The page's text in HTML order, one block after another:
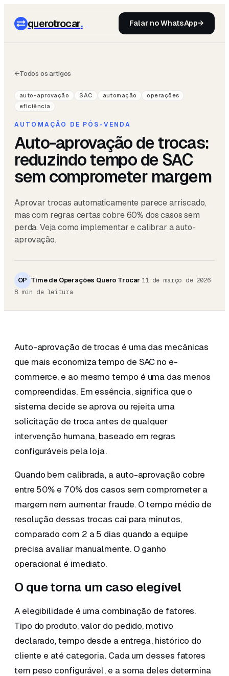
querotrocar. Falar no WhatsApp→
←Todos os artigos
auto-aprovação SAC automação
operações
eficiência
AUTOMAÇÃO DE PÓS-VENDA
Auto-aprovação de trocas:
reduzindo tempo de SAC
sem comprometer margem
Aprovar trocas automaticamente parece arriscado,
mas com regras certas cobre 60% dos casos sem
perda. Veja como implementar e calibrar a auto-
aprovação.
OP Time de Operações Quero Trocar·11 de março de 2026·
8min de leitura
Auto-aprovação de trocas é uma das mecânicas
que mais economiza tempo de SAC no e-
commerce, e ao mesmo tempo é uma das menos
compreendidas. Em essência, significa que o
sistema decide se aprova ou rejeita uma
solicitação de troca antes de qualquer
intervenção humana, baseado em regras
configuráveis pela loja.
Quando bem calibrada, a auto-aprovação cobre
entre 50% e 70% dos casos sem comprometer a
margem nem aumentar fraude. O tempo médio de
resolução dessas trocas cai para minutos,
comparado com 2 a 5 dias quando a equipe
precisa avaliar manualmente. O ganho
operacional é imediato.
O que torna um caso elegível
A elegibilidade é uma combinação de fatores.
Tipo do produto, valor do pedido, motivo
declarado, tempo desde a entrega, histórico do
cliente e até categoria. Cada um desses fatores
tem peso configurável, e a soma deles determina